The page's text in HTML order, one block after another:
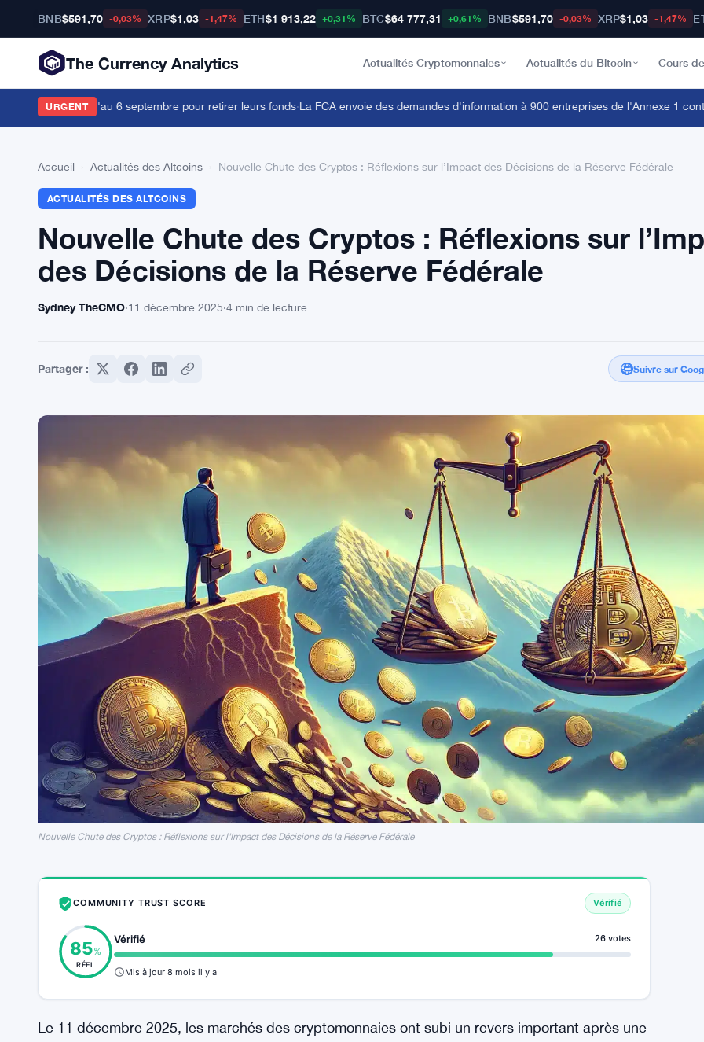
BNB$591,70 -0,03% XRP$1,03 -1,47% ETH$1 913,22 +0,31% BTC$64 777,31 +0,61% BNB$591,70 -0,03% XRP$1,03 -1,47%
The Currency Analytics Actualités Cryptomonnaies Actualités du Bitcoin Cours
URGENT
ont jusqu'au 6 septembre pour retirer leurs fonds·La FCA envoie des demandes d'information à 900 entreprises de l'Annexe 1 contre
Accueil Actualités des Altcoins Nouvelle Chute des Cryptos : Réflexions sur l’Impact des Décisions de la Réserve Fédérale
ACTUALITÉS DES ALTCOINS
Nouvelle Chute des Cryptos : Réflexions sur
des Décisions de la Réserve Fédérale
Sydney TheCMO·11 décembre 2025·4 min de lecture
Partager : Suivre sur
Nouvelle Chute des Cryptos : Réflexions sur l'Impact des Décisions de la Réserve Fédérale
COMMUNITY TRUST SCORE Vérifié
85%
RÉEL
Vérifié 26 votes
Mis à jour 8 mois il y a
Le 11 décembre 2025, les marchés des cryptomonnaies ont subi un revers important après une